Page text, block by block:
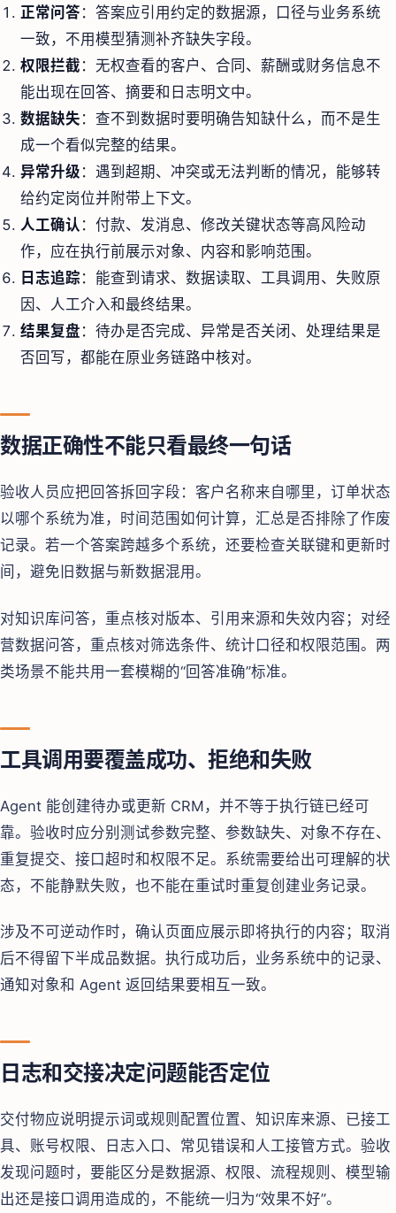
正常问答 ：答案应引用约定的数据源，口径与业务系统
一致，不用模型猜测补齐缺失字段。
权限拦截 ：无权查看的客户、合同、薪酬或财务信息不
能出现在回答、摘要和日志明文中。
数据缺失 ：查不到数据时要明确告知缺什么，而不是生
成一个看似完整的结果。
异常升级 ：遇到超期、冲突或无法判断的情况，能够转
给约定岗位并附带上下文。
人工确认 ：付款、发消息、修改关键状态等高风险动
作，应在执行前展示对象、内容和影响范围。
日志追踪 ：能查到请求、数据读取、工具调用、失败原
因、人工介入和最终结果。
结果复盘 ：待办是否完成、异常是否关闭、处理结果是
否回写，都能在原业务链路中核对。
数据正确性不能只看最终一句话
验收人员应把回答拆回字段：客户名称来自哪里，订单状态
以哪个系统为准，时间范围如何计算，汇总是否排除了作废
记录。若一个答案跨越多个系统，还要检查关联键和更新时
间，避免旧数据与新数据混用。
对知识库问答，重点核对版本、引用来源和失效内容；对经
营数据问答，重点核对筛选条件、统计口径和权限范围。两
类场景不能共用一套模糊的“回答准确”标准。
工具调用要覆盖成功、拒绝和失败
Agent 能创建待办或更新 CRM，并不等于执行链已经可
靠。验收时应分别测试参数完整、参数缺失、对象不存在、
重复提交、接口超时和权限不足。系统需要给出可理解的状
态，不能静默失败，也不能在重试时重复创建业务记录。
涉及不可逆动作时，确认页面应展示即将执行的内容；取消
后不得留下半成品数据。执行成功后，业务系统中的记录、
通知对象和 Agent 返回结果要相互一致。
日志和交接决定问题能否定位
交付物应说明提示词或规则配置位置、知识库来源、已接工
具、账号权限、日志入口、常见错误和人工接管方式。验收
发现问题时，要能区分是数据源、权限、流程规则、模型输
出还是接口调用造成的，不能统一归为“效果不好”。